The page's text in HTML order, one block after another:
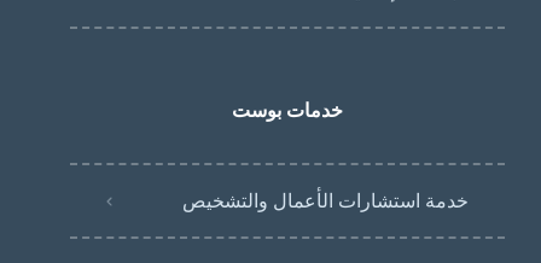
خدمات بوست
خدمة استشارات الأعمال والتشخيص